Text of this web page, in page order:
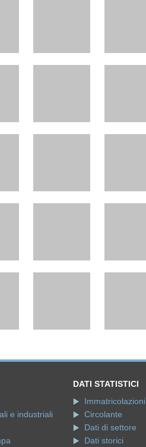
e industriali
DATI STATISTICI
Immatricolazioni
Circolante
Dati di settore
Dati storici